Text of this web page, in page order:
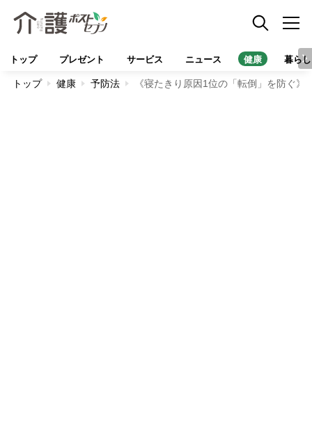
トップ プレゼント サービス ニュース 健康 暮らし
トップ 健康 予防法 《寝たきり原因1位の「転倒」を防ぐ